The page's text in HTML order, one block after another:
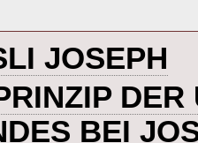
JOSEPH‎
BEI